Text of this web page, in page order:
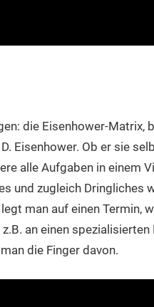
die Eisenhower-Matrix,
Eisenhower. Ob er sie
alle Aufgaben in einem
und zugleich Dringliches
man auf einen Termin,
an einen spezialisierten
die Finger davon.